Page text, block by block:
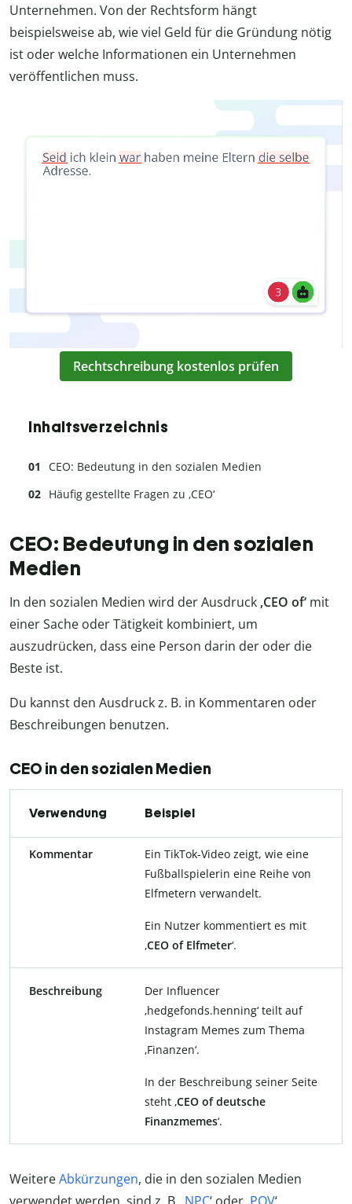
Unternehmen. Von der Rechtsform hängt
beispielsweise ab, wie viel Geld für die Gründung nötig
ist oder welche Informationen ein Unternehmen
veröffentlichen muss.
Rechtschreibung kostenlos prüfen
Inhaltsverzeichnis
CEO: Bedeutung in den sozialen Medien
Häufig gestellte Fragen zu ‚CEO‘
CEO: Bedeutung in den sozialen
Medien
In den sozialen Medien wird der Ausdruck ‚CEO of‘ mit
einer Sache oder Tätigkeit kombiniert, um
auszudrücken, dass eine Person darin der oder die
Beste ist.
Du kannst den Ausdruck z. B. in Kommentaren oder
Beschreibungen benutzen.
CEO in den sozialen Medien
Verwendung Beispiel
Kommentar
Ein TikTok-Video zeigt, wie eine
Fußballspielerin eine Reihe von
Elfmetern verwandelt.
Ein Nutzer kommentiert es mit
‚CEO of Elfmeter‘.
Beschreibung
Der Influencer
‚hedgefonds.henning‘ teilt auf
Instagram Memes zum Thema
‚Finanzen‘.
In der Beschreibung seiner Seite
steht ‚CEO of deutsche
Finanzmemes‘.
WeitereAbkürzungen, die in den sozialen Medien